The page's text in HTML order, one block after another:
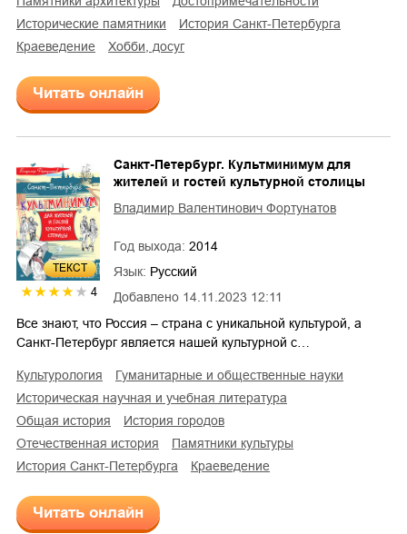
исторические памятники
история Санкт-Петербурга
краеведение
хобби, досуг
Читать онлайн
ТЕКСТ
4 Добавлено 14.11.2023 12:11
Санкт-Петербург. Культминимум для
жителей и гостей культурной столицы
Владимир Валентинович Фортунатов
Год выхода: 2014
Язык: Русский
Все знают, что Россия – страна с уникальной культурой, а
Санкт-Петербург является нашей культурной с…
культурология
гуманитарные и общественные науки
историческая научная и учебная литература
общая история
история городов
отечественная история
памятники культуры
история Санкт-Петербурга
краеведение
Читать онлайн